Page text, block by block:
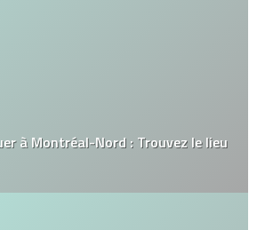
à Montréal-Nord : Trouvez le lieu